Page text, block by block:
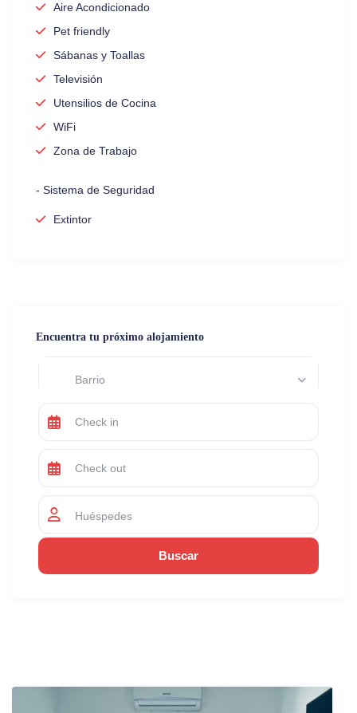
Aire Acondicionado
Pet friendly
Sábanas y Toallas
Televisión
Utensilios de Cocina
WiFi
Zona de Trabajo
- Sistema de Seguridad
Extintor
Encuentra tu próximo alojamiento
Barrio
Huéspedes